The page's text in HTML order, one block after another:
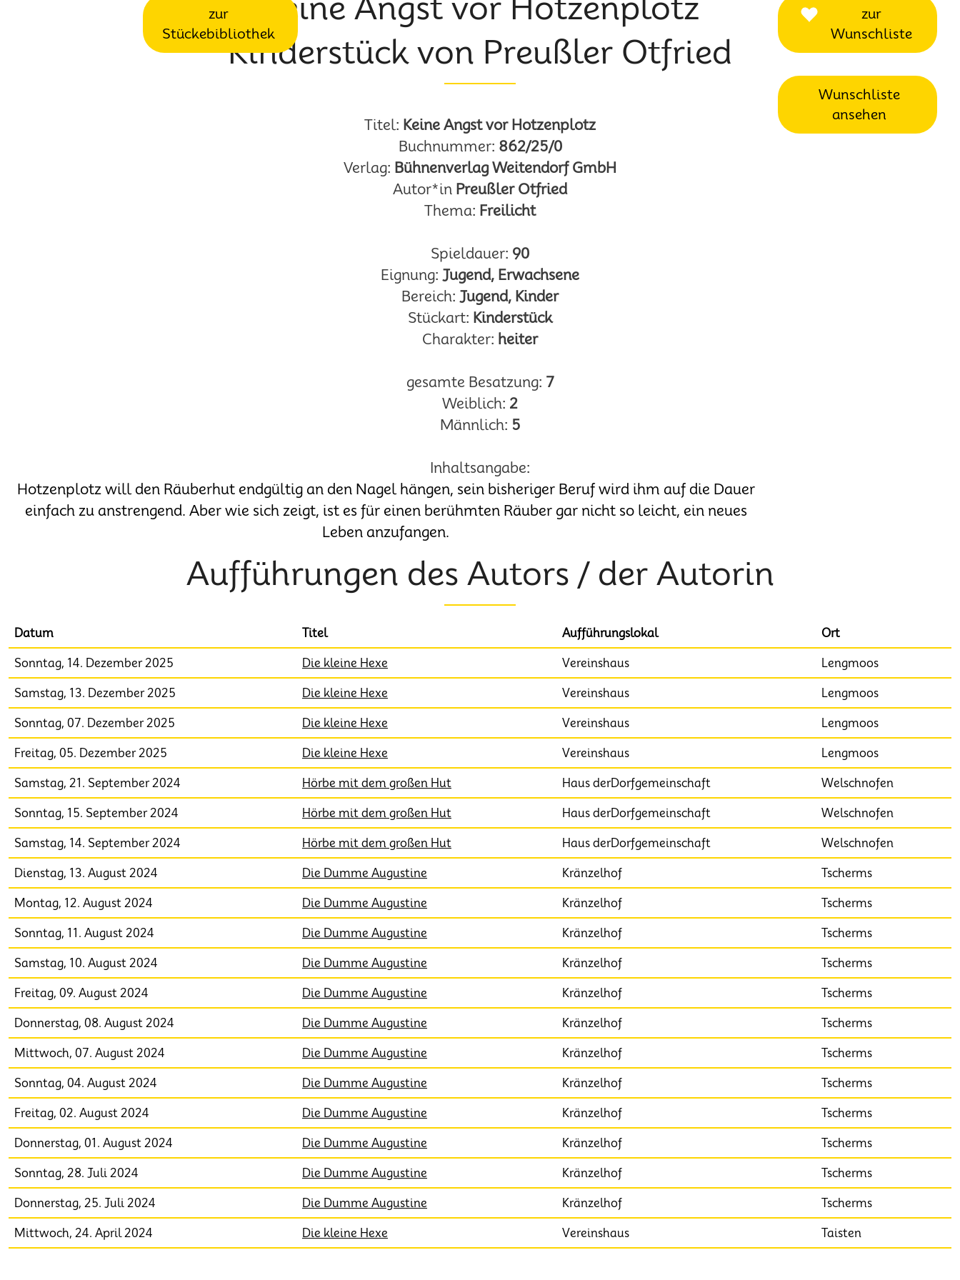
zur
Stückebibliothek
zur
Wunschliste
Wunschliste
ansehen
Keine Angst vor Hotzenplotz
Kinderstück von Preußler Otfried
Titel: Keine Angst vor Hotzenplotz
Buchnummer: 862/25/0
Verlag: Bühnenverlag Weitendorf GmbH
Autor*in Preußler Otfried
Thema: Freilicht
Spieldauer: 90
Eignung: Jugend, Erwachsene
Bereich: Jugend, Kinder
Stückart: Kinderstück
Charakter: heiter
gesamte Besatzung: 7
Weiblich: 2
Männlich: 5
Inhaltsangabe:
Hotzenplotz will den Räuberhut endgültig an den Nagel hängen, sein bisheriger Beruf wird ihm auf die Dauer
einfach zu anstrengend. Aber wie sich zeigt, ist es für einen berühmten Räuber gar nicht so leicht, ein neues
Leben anzufangen.
Aufführungen des Autors / der Autorin
Datum Titel Aufführungslokal Ort
Sonntag, 14. Dezember 2025 Die kleine Hexe Vereinshaus Lengmoos
Samstag, 13. Dezember 2025 Die kleine Hexe Vereinshaus Lengmoos
Sonntag, 07. Dezember 2025 Die kleine Hexe Vereinshaus Lengmoos
Freitag, 05. Dezember 2025 Die kleine Hexe Vereinshaus Lengmoos
Samstag, 21. September 2024 Hörbe mit dem großen Hut Haus derDorfgemeinschaft Welschnofen
Sonntag, 15. September 2024 Hörbe mit dem großen Hut Haus derDorfgemeinschaft Welschnofen
Samstag, 14. September 2024 Hörbe mit dem großen Hut Haus derDorfgemeinschaft Welschnofen
Dienstag, 13. August 2024 Die Dumme Augustine Kränzelhof Tscherms
Montag, 12. August 2024 Die Dumme Augustine Kränzelhof Tscherms
Sonntag, 11. August 2024 Die Dumme Augustine Kränzelhof Tscherms
Samstag, 10. August 2024 Die Dumme Augustine Kränzelhof Tscherms
Freitag, 09. August 2024 Die Dumme Augustine Kränzelhof Tscherms
Donnerstag, 08. August 2024 Die Dumme Augustine Kränzelhof Tscherms
Mittwoch, 07. August 2024 Die Dumme Augustine Kränzelhof Tscherms
Sonntag, 04. August 2024 Die Dumme Augustine Kränzelhof Tscherms
Freitag, 02. August 2024 Die Dumme Augustine Kränzelhof Tscherms
Donnerstag, 01. August 2024 Die Dumme Augustine Kränzelhof Tscherms
Sonntag, 28. Juli 2024 Die Dumme Augustine Kränzelhof Tscherms
Donnerstag, 25. Juli 2024 Die Dumme Augustine Kränzelhof Tscherms
Mittwoch, 24. April 2024 Die kleine Hexe Vereinshaus Taisten